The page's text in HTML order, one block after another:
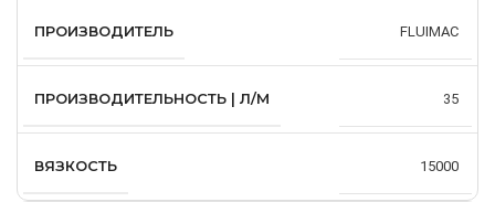
ПРОИЗВОДИТЕЛЬ FLUIMAC
ПРОИЗВОДИТЕЛЬНОСТЬ | Л/М 35
ВЯЗКОСТЬ 15000